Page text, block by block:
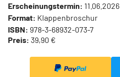
Erscheinungstermin: 11.06.2026
Format: Klappenbroschur
ISBN: 978-3-68932-073-7
Preis: 39,90 €